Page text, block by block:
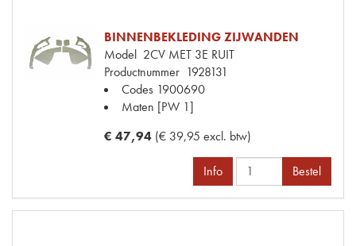
BINNENBEKLEDING ZIJWANDEN
Model 2CV MET 3E RUIT
Productnummer 1928131
Codes 1900690
Maten [PW 1]
€ 47,94 (€ 39,95 excl. btw)
Info Bestel